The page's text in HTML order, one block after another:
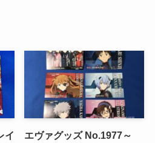
イ
エヴァグッズ No.1977～